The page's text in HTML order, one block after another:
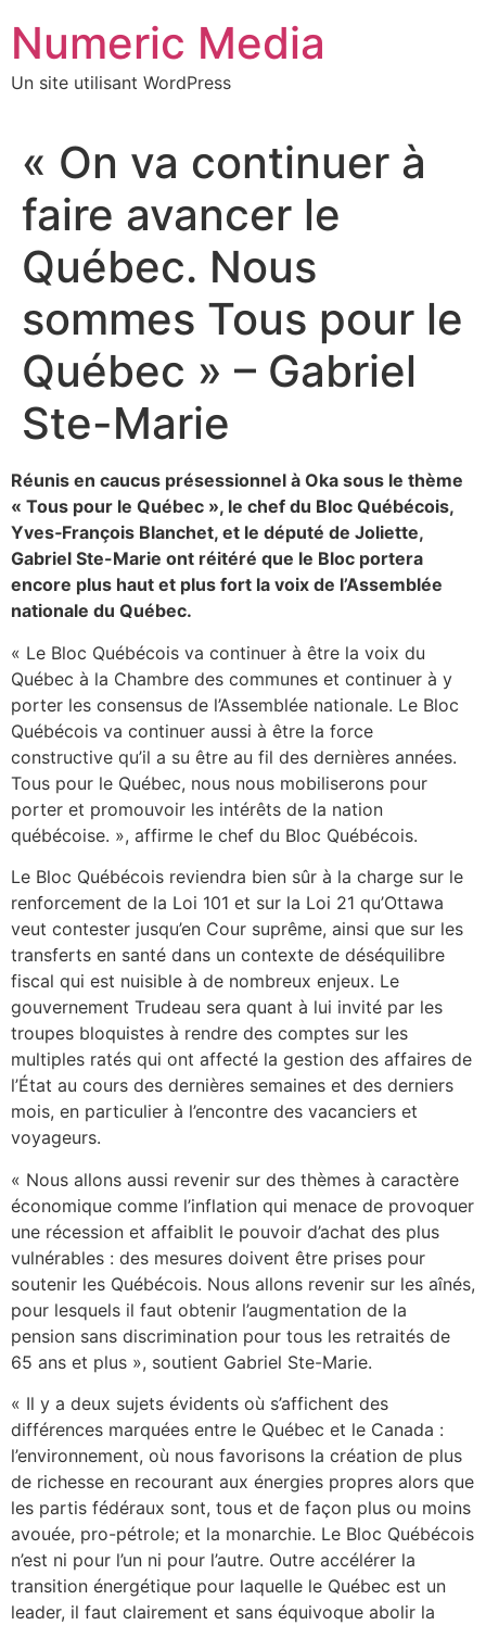
contenu
Numeric Media
Un site utilisant WordPress
« On va continuer à
faire avancer le
Québec. Nous
sommes Tous pour le
Québec » – Gabriel
Ste-Marie
Réunis en caucus présessionnel à Oka sous le thème
« Tous pour le Québec », le chef du Bloc Québécois,
Yves‑François Blanchet, et le député de Joliette,
Gabriel Ste-Marie ont réitéré que le Bloc portera
encore plus haut et plus fort la voix de l’Assemblée
nationale du Québec.
« Le Bloc Québécois va continuer à être la voix du
Québec à la Chambre des communes et continuer à y
porter les consensus de l’Assemblée nationale. Le Bloc
Québécois va continuer aussi à être la force
constructive qu’il a su être au fil des dernières années.
Tous pour le Québec, nous nous mobiliserons pour
porter et promouvoir les intérêts de la nation
québécoise. », affirme le chef du Bloc Québécois.
Le Bloc Québécois reviendra bien sûr à la charge sur le
renforcement de la Loi 101 et sur la Loi 21 qu’Ottawa
veut contester jusqu’en Cour suprême, ainsi que sur les
transferts en santé dans un contexte de déséquilibre
fiscal qui est nuisible à de nombreux enjeux. Le
gouvernement Trudeau sera quant à lui invité par les
troupes bloquistes à rendre des comptes sur les
multiples ratés qui ont affecté la gestion des affaires de
l’État au cours des dernières semaines et des derniers
mois, en particulier à l’encontre des vacanciers et
voyageurs.
« Nous allons aussi revenir sur des thèmes à caractère
économique comme l’inflation qui menace de provoquer
une récession et affaiblit le pouvoir d’achat des plus
vulnérables : des mesures doivent être prises pour
soutenir les Québécois. Nous allons revenir sur les aînés,
pour lesquels il faut obtenir l’augmentation de la
pension sans discrimination pour tous les retraités de
65 ans et plus », soutient Gabriel Ste-Marie.
« Il y a deux sujets évidents où s’affichent des
différences marquées entre le Québec et le Canada :
l’environnement, où nous favorisons la création de plus
de richesse en recourant aux énergies propres alors que
les partis fédéraux sont, tous et de façon plus ou moins
avouée, pro-pétrole; et la monarchie. Le Bloc Québécois
n’est ni pour l’un ni pour l’autre. Outre accélérer la
transition énergétique pour laquelle le Québec est un
leader, il faut clairement et sans équivoque abolir la